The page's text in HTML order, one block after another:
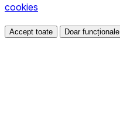
cookies
Accept toate Doar funcționale